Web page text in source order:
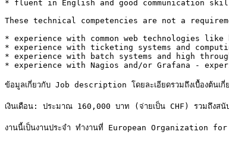
* fluent in English and good communication
These technical competencies are not a
* experience with common web technologies
* experience with ticketing systems and
* experience with batch systems and high
* experience with Nagios and/or Grafana -
ข้อมูลเกี่ยวกับ Job description โดยละเอียดรวมถึงเบื้องต้นเกี่
เงินเดือน: ประมาณ 160,000 บาท (จ่ายเป็น CHF) รวมถึงสนับ
งานนี้เป็นงานประจำ ทำงานที่ European Organization